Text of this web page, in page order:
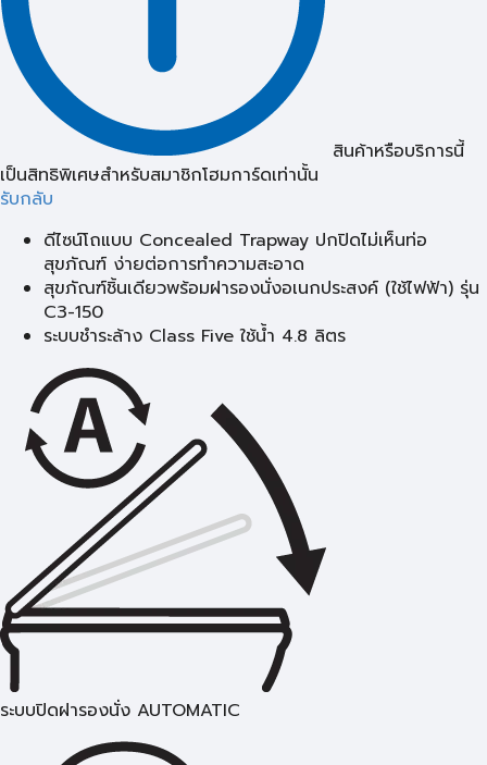
สินค้าหรือบริการนี้
เป็นสิทธิพิเศษสำหรับสมาชิกโฮมการ์ดเท่านั้น
รับกลับ
ดีไซน์โถแบบ Concealed Trapway ปกปิดไม่เห็นท่อ
สุขภัณฑ์ ง่ายต่อการทำความสะอาด
สุขภัณฑ์ชิ้นเดียวพร้อมฝารองนั่งอเนกประสงค์ (ใช้ไฟฟ้า) รุ่น
C3-150
ระบบชำระล้าง Class Five ใช้น้ำ 4.8 ลิตร
ระบบปิดฝารองนั่ง AUTOMATIC